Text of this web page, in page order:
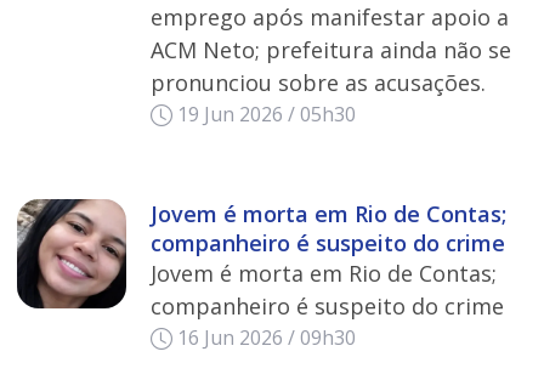
emprego após manifestar apoio a
ACM Neto; prefeitura ainda não se
pronunciou sobre as acusações.
19 Jun 2026 / 05h30
Jovem é morta em Rio de Contas;
companheiro é suspeito do crime
Jovem é morta em Rio de Contas;
companheiro é suspeito do crime
16 Jun 2026 / 09h30